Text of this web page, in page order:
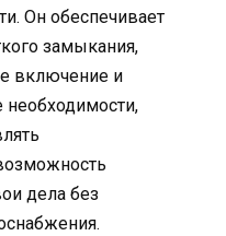
Он обеспечивает
замыкания,
включение и
необходимости,
дела без